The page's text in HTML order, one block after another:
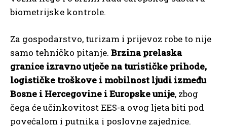
biometrijske kontrole.
Za gospodarstvo, turizam i prijevoz robe to nije
samo tehničko pitanje. Brzina prelaska
granice izravno utječe na turističke prihode,
logističke troškove i mobilnost ljudi između
Bosne i Hercegovine i Europske unije, zbog
čega će učinkovitost EES-a ovog ljeta biti pod
povećalom i putnika i poslovne zajednice.